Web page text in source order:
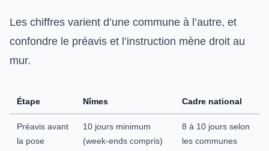
Les chiffres varient d’une commune à l’autre, et
confondre le préavis et l’instruction mène droit au
mur.
Étape Nîmes Cadre national
Préavis avant
la pose
10 jours minimum
(week-ends compris)
8 à 10 jours selon
les communes